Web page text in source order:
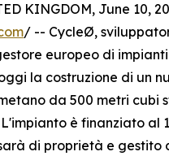
KINGDOM, June 10,
/ -- CycleØ,
europeo di
la costruzione di un
da 500 metri cubi
è finanziato al
di proprietà e gestito